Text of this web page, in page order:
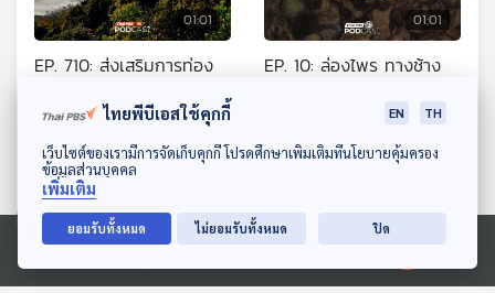
ดาวน์โหลด Thai PBS Podcast Application
Ⓒ 2020 องค์การกระจายเสียงและแพร่ภาพสาธารณะแห่งประเทศไทย
01:01
EP. 710: ส่งเสริมการท่อง
กลยุทธ์อะไร ?
เศรษฐกิจติดบ้าน
01:01
EP. 10: ล่องไพร ทางช้าง
ไทยพีบีเอสใช้คุกกี้ EN TH
เว็บไซต์ของเรามีการจัดเก็บคุกกี้ โปรดศึกษาเพิ่มเติมที่นโยบายคุ้มครอง
ข้อมูลส่วนบุคคล
เพิ่มเติม
ยอมรับทั้งหมด ไม่ยอมรับทั้งหมด ปิด